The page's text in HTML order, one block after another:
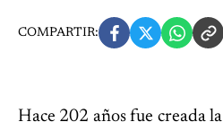
COMPARTIR:
Hace 202 años fue creada